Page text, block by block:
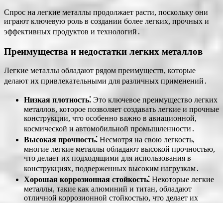
Спрос на легкие металлы продолжает расти, поскольку они
играют ключевую роль в создании более легких, прочных и
эффективных продуктов и технологий․
Преимущества и недостатки легких металлов
Легкие металлы обладают рядом преимуществ, которые
делают их привлекательными для различных применений․
Низкая плотность⁚ Это ключевое преимущество легких
металлов, которое позволяет создавать легкие и прочные
конструкции, что особенно важно в авиационной,
космической и автомобильной промышленности․
Высокая прочность⁚ Несмотря на свою легкость,
многие легкие металлы обладают высокой прочностью,
что делает их подходящими для использования в
конструкциях, подверженных высоким нагрузкам․
Хорошая коррозионная стойкость⁚ Некоторые легкие
металлы, такие как алюминий и титан, обладают
отличной коррозионной стойкостью, что делает их